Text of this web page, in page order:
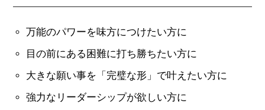
万能のパワーを味方につけたい方に
目の前にある困難に打ち勝ちたい方に
大きな願い事を「完璧な形」で叶えたい方に
強力なリーダーシップが欲しい方に